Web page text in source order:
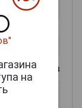
2000 знаков
на